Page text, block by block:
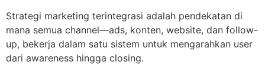
Strategi marketing terintegrasi adalah pendekatan di
mana semua channel—ads, konten, website, dan follow-
up, bekerja dalam satu sistem untuk mengarahkan user
dari awareness hingga closing.